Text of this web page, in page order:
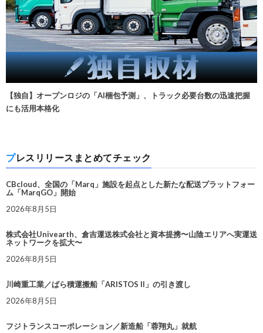
【独自】オープンロジの「AI梱包予測」、トラック必要台数の迅速把握
にも活用本格化
プレスリリースまとめてチェック
CBcloud、全国の「Marq」施設を起点とした新たな配送プラットフォー
ム「MarqGO」開始
2026年8月5日
株式会社Univearth、倉吉運送株式会社と資本提携〜山陰エリアへ実運送
ネットワークを拡大〜
2026年8月5日
川崎重工業／ばら積運搬船「ARISTOS II」の引き渡し
2026年8月5日
フジトランスコーポレーション／新造船「蓉翔丸」就航